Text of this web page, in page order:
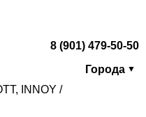
8 (901) 479-50-50
Города ▼
INNOY